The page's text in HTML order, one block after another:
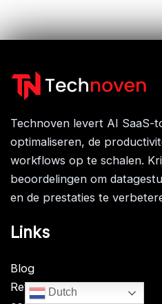
Technoven levert AI SaaS-
optimaliseren, de
workflows op te schalen.
beoordelingen om
en de prestaties te
Links
Blog
ReviewsDutch